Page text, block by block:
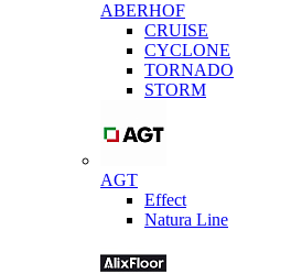
ABERHOF
CRUISE
CYCLONE
TORNADO
STORM
AGT
Effect
Natura Line